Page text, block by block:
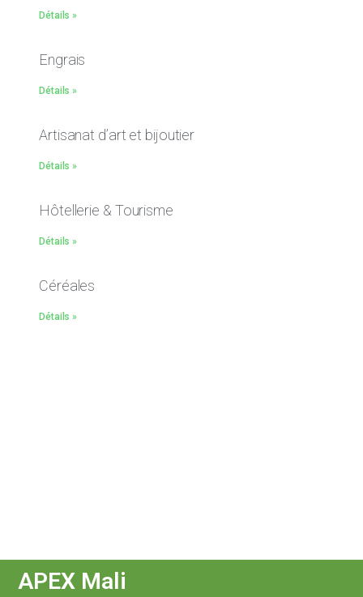
Détails »
Engrais
Détails »
Artisanat d’art et bijoutier
Détails »
Hôtellerie & Tourisme
Détails »
Céréales
Détails »
APEX Mali